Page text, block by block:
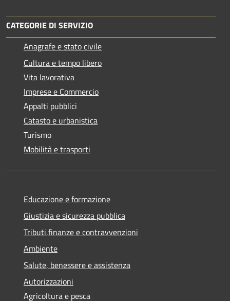
CATEGORIE DI SERVIZIO
Anagrafe e stato civile
Cultura e tempo libero
Vita lavorativa
Imprese e Commercio
Appalti pubblici
Catasto e urbanistica
Turismo
Mobilità e trasporti
Educazione e formazione
Giustizia e sicurezza pubblica
Tributi,finanze e contravvenzioni
Ambiente
Salute, benessere e assistenza
Autorizzazioni
Agricoltura e pesca